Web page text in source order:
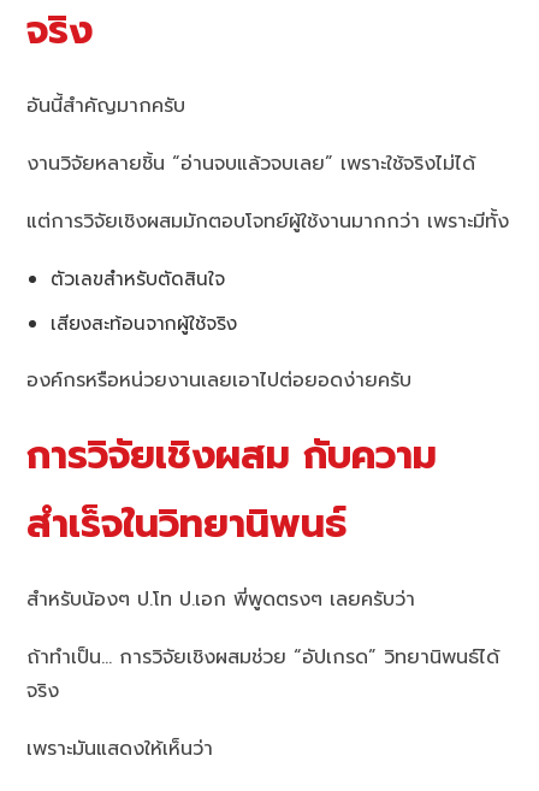
จริง
อันนี้สำคัญมากครับ
งานวิจัยหลายชิ้น “อ่านจบแล้วจบเลย” เพราะใช้จริงไม่ได้
แต่การวิจัยเชิงผสมมักตอบโจทย์ผู้ใช้งานมากกว่า เพราะมีทั้ง
ตัวเลขสำหรับตัดสินใจ
เสียงสะท้อนจากผู้ใช้จริง
องค์กรหรือหน่วยงานเลยเอาไปต่อยอดง่ายครับ
การวิจัยเชิงผสม กับความ
สำเร็จในวิทยานิพนธ์
สำหรับน้องๆ ป.โท ป.เอก พี่พูดตรงๆ เลยครับว่า
ถ้าทำเป็น… การวิจัยเชิงผสมช่วย “อัปเกรด” วิทยานิพนธ์ได้
จริง
เพราะมันแสดงให้เห็นว่า